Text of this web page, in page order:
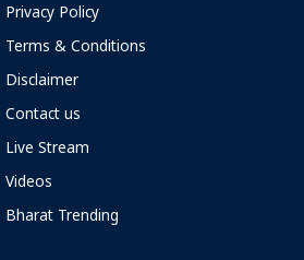
Privacy Policy
Terms & Conditions
Disclaimer
Contact us
Live Stream
Videos
Bharat Trending